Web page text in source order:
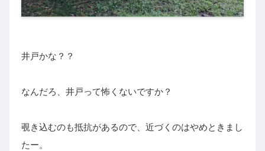
井戸かな？？
なんだろ、井戸って怖くないですか？
覗き込むのも抵抗があるので、近づくのはやめときまし
たー。